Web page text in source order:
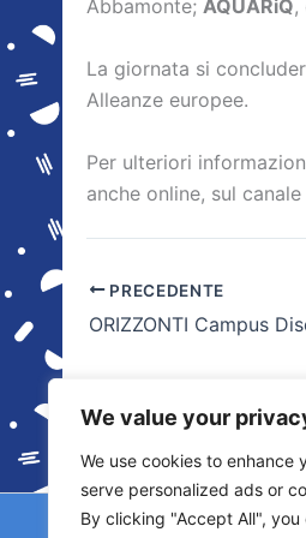
We value your
We use cookies to enhance
serve personalized ads or
By clicking "Accept All",
Abbamonte; AQUARiQ,
La giornata si
Alleanze europee.
Per ulteriori
anche online, sul
PRECEDENTE
Copyright © 2026 ©